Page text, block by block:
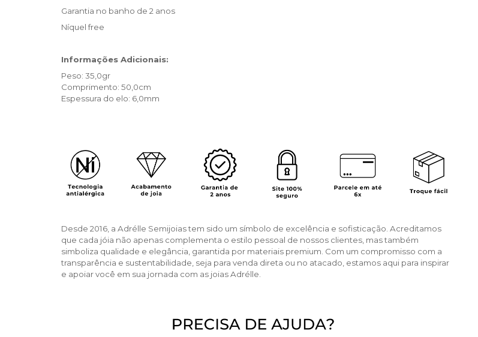
Garantia no banho de 2 anos
Níquel free
Informações Adicionais:
Peso: 35,0gr
Comprimento: 50,0cm
Espessura do elo: 6,0mm
Desde 2016, a Adrélle Semijoias tem sido um símbolo de excelência e sofisticação. Acreditamos
que cada jóia não apenas complementa o estilo pessoal de nossos clientes, mas também
simboliza qualidade e elegância, garantida por materiais premium. Com um compromisso com a
transparência e sustentabilidade, seja para venda direta ou no atacado, estamos aqui para inspirar
e apoiar você em sua jornada com as joias Adrélle.